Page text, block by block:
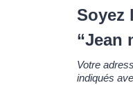
Soyez
“Jean
Votre
indiqués